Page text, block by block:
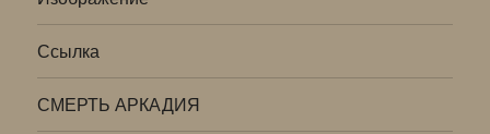
Ссылка
СМЕРТЬ АРКАДИЯ